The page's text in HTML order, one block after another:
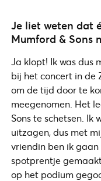
Je liet weten dat
Mumford & Sons
Ja klopt! Ik was dus
bij het concert in de
om de tijd door te
meegenomen. Het
Sons te schetsen. Ik
uitzagen, dus met
vriendin ben ik gaan
spotprentje
op het podium